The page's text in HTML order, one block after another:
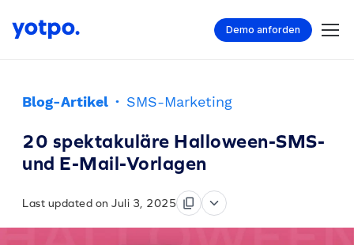
Demo anforden
Blog-Artikel · SMS-Marketing
20 spektakuläre Halloween-SMS-
und E-Mail-Vorlagen
Last updated on Juli 3, 2025